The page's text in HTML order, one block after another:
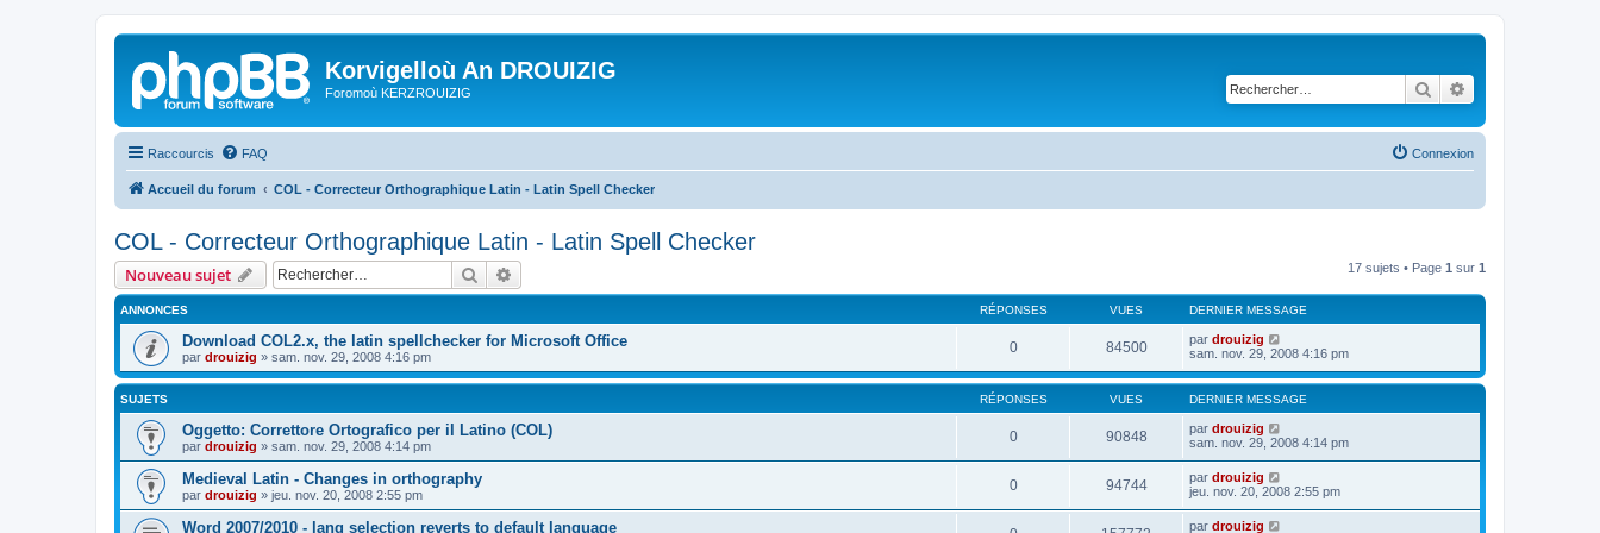
Korvigelloù An DROUIZIG
Foromoù KERZROUIZIG Rechercher
Raccourcis FAQ Connexion
Accueil du forum COL - Correcteur Orthographique Latin - Latin Spell Checker
COL - Correcteur Orthographique Latin - Latin Spell Checker
Nouveau sujet Rechercher 17 sujets • Page 1 sur 1
ANNONCES RÉPONSES VUES DERNIER MESSAGE
Download COL2.x, the latin spellchecker for Microsoft Office
par drouizig » sam. nov. 29, 2008 4:16 pm
0 84500 par drouizig
sam. nov. 29, 2008 4:16 pm
SUJETS RÉPONSES VUES DERNIER MESSAGE
Oggetto: Correttore Ortografico per il Latino (COL)
par drouizig » sam. nov. 29, 2008 4:14 pm
0 90848 par drouizig
sam. nov. 29, 2008 4:14 pm
Medieval Latin - Changes in orthography
par drouizig » jeu. nov. 20, 2008 2:55 pm
0 94744 par drouizig
jeu. nov. 20, 2008 2:55 pm
Word 2007/2010 - lang selection reverts to default language par drouizig